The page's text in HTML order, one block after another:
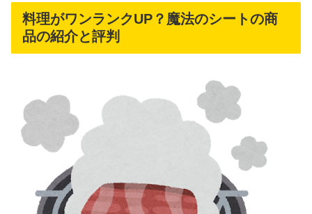
料理がワンランクUP？魔法のシートの商
品の紹介と評判